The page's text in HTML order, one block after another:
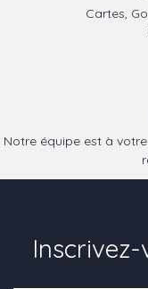
Cartes,
Notre équipe est à